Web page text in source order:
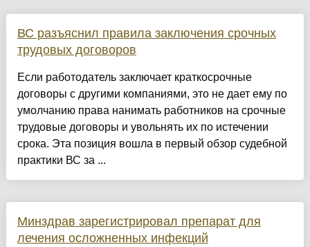
ВС разъяснил правила заключения срочных
трудовых договоров
Если работодатель заключает краткосрочные
договоры с другими компаниями, это не дает ему по
умолчанию права нанимать работников на срочные
трудовые договоры и увольнять их по истечении
срока. Эта позиция вошла в первый обзор судебной
практики ВС за ...
Минздрав зарегистрировал препарат для
лечения осложненных инфекций